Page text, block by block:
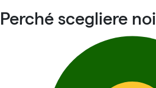
Perché scegliere noi